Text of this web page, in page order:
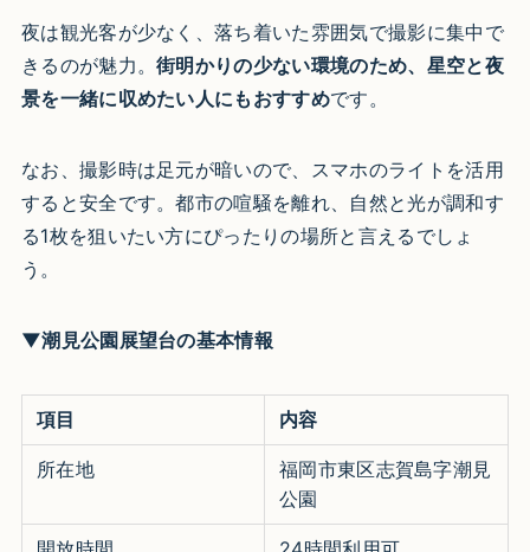
夜は観光客が少なく、落ち着いた雰囲気で撮影に集中で
きるのが魅力。街明かりの少ない環境のため、星空と夜
景を一緒に収めたい人にもおすすめです。
なお、撮影時は足元が暗いので、スマホのライトを活用
すると安全です。都市の喧騒を離れ、自然と光が調和す
る1枚を狙いたい方にぴったりの場所と言えるでしょ
う。
▼潮見公園展望台の基本情報
項目 内容
所在地
福岡市東区志賀島字潮見
公園